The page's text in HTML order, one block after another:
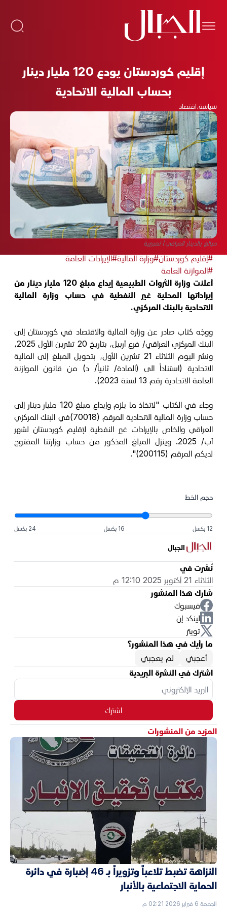
إقليم كوردستان يودع 120 مليار دينار
بحساب المالية الاتحادية
سياسة،اقتصاد
مبالغ بالدينار العراقي/ تعبيرية
#إقليم كوردستان#وزارة المالية#الإيرادات العامة
#الموازنة العامة
أعلنت وزارة الثروات الطبيعية إيداع مبلغ 120 مليار دينار من
إيراداتها المحلية غير النفطية في حساب وزارة المالية
الاتحادية بالبنك المركزي.
ووجّه كتاب صادر عن وزارة المالية والاقتصاد في كوردستان إلى
البنك المركزي العراقي/ فرع أربيل، بتاريخ 20 تشرين الأول 2025،
ونشر اليوم الثلاثاء 21 تشرين الأول، بتحويل المبلغ إلى المالية
الاتحادية (استناداً الى (المادة/ ثانياً/ د) من قانون الموازنة
العامة الاتحادية رقم 13 لسنة 2023).
وجاء في الكتاب "لاتخاذ ما يلزم وإيداع مبلغ 120 مليار دينار إلى
حساب وزارة المالية الاتحادية المرقم (70018)في البنك المركزي
العراقي والخاص بالإيرادات غير النفطية لإقليم كوردستان لشهر
آب/ 2025. وينزل المبلغ المذكور من حساب وزارتنا المفتوح
لديكم المرقم (200115)".
حجم الخط
12 بكسل 16 بكسل 24 بكسل
الجبال
نُشرت في
الثلاثاء 21 أكتوبر 2025 12:10 م
شارك هذا المنشور
فيسبوك
لينكد إن
تويتر
ما رأيك في هذا المنشور؟
أعجبني
لم يعجبني
اشترك في النشرة البريدية
اشترك
المزيد من المنشورات
النزاهة تضبط تلاعباً وتزويراً بـ 46 إضبارة في دائرة
الحماية الاجتماعية بالأنبار
الجمعة 6 فبراير 2026 02:21 م